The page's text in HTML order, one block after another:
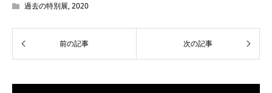
過去の特別展,2020